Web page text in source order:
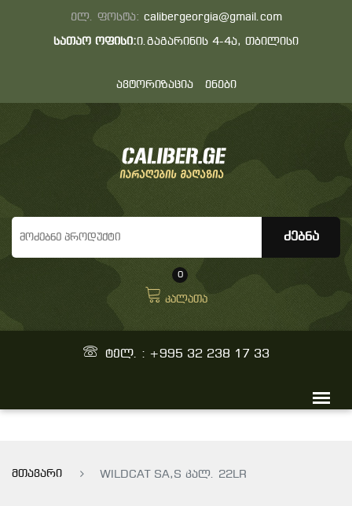
ელ. ფოსტა: calibergeorgia@gmail.com
სათაო ოფისი:ი.გაგარინის 4-4ა, თბილისი
ავტორიზაცია ენები
0
კალათა
ტელ. : +995 32 238 17 33
მთავარი WILDCAT SA,S კალ. 22LR